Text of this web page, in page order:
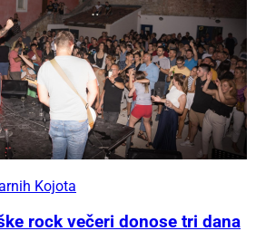
Kojota
rock večeri donose tri dana